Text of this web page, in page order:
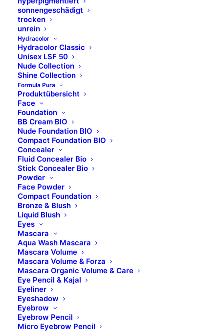
sonnengeschädigt
trocken
unrein
Hydracolor
Hydracolor Classic
Unisex LSF 50
Nude Collection
Shine Collection
Formula Pura
Produktübersicht
Face
Foundation
BB Cream BIO
Nude Foundation BIO
Compact Foundation BIO
Concealer
Fluid Concealer Bio
Stick Concealer Bio
Powder
Face Powder
Compact Foundation
Bronze & Blush
Liquid Blush
Eyes
Mascara
Aqua Wash Mascara
Mascara Volume
Mascara Volume & Forza
Mascara Organic Volume & Care
Eye Pencil & Kajal
Eyeliner
Eyeshadow
Eyebrow
Eyebrow Pencil
Micro Eyebrow Pencil